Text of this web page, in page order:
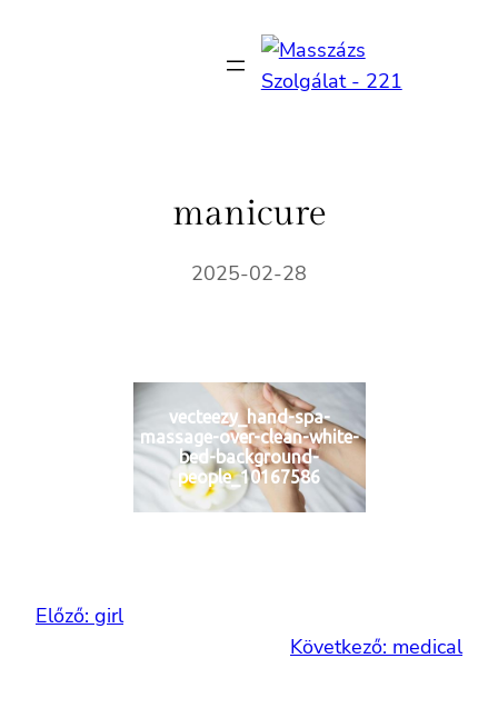
manicure
2025-02-28
vecteezy_hand-spa-
massage-over-clean-white-
bed-background-
people_10167586
Előző: girl
Következő: medical